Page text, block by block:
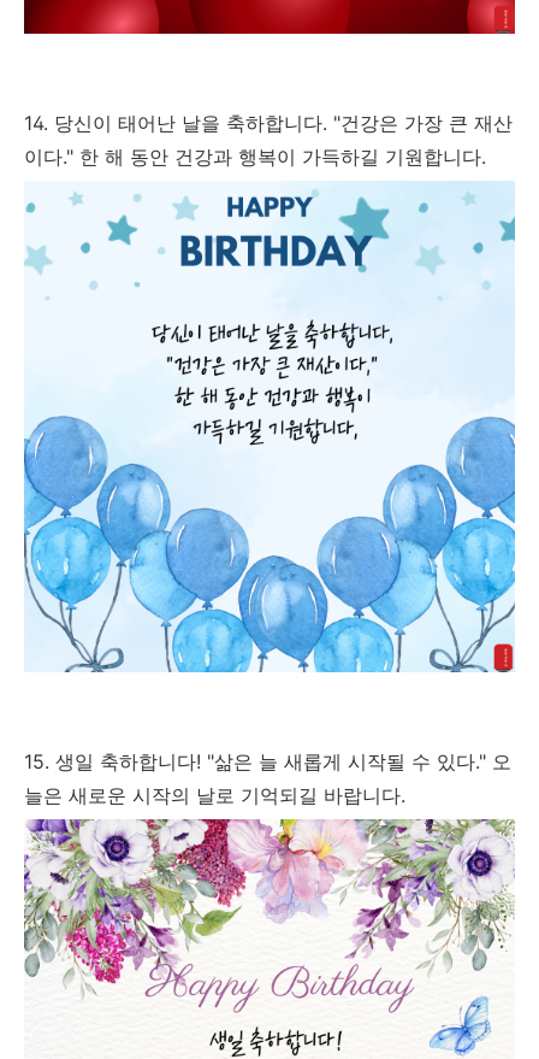
14. 당신이 태어난 날을 축하합니다. "건강은 가장 큰 재산
이다." 한 해 동안 건강과 행복이 가득하길 기원합니다.
15. 생일 축하합니다! "삶은 늘 새롭게 시작될 수 있다." 오
늘은 새로운 시작의 날로 기억되길 바랍니다.